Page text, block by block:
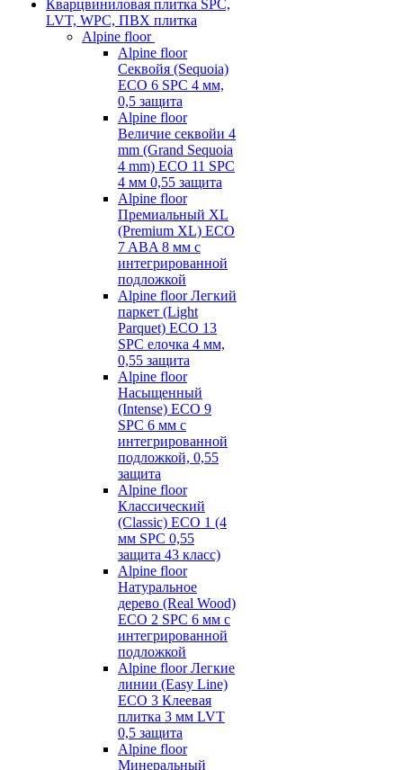
Кварцвиниловая плитка SPC,
LVT, WPC, ПВХ плитка
Alpine floor
Alpine floor
Секвойя (Sequoia)
ECO 6 SPC 4 мм,
0,5 защита
Alpine floor
Величие секвойи 4
mm (Grand Sequoia
4 mm) ECO 11 SPC
4 мм 0,55 защита
Alpine floor
Премиальный XL
(Premium XL) ECO
7 ABA 8 мм с
интегрированной
подложкой
Alpine floor Легкий
паркет (Light
Parquet) ECO 13
SPC елочка 4 мм,
0,55 защита
Alpine floor
Насыщенный
(Intense) ECO 9
SPC 6 мм с
интегрированной
подложкой, 0,55
защита
Alpine floor
Классический
(Classic) ECO 1 (4
мм SPC 0,55
защита 43 класс)
Alpine floor
Натуральное
дерево (Real Wood)
ECO 2 SPC 6 мм с
интегрированной
подложкой
Alpine floor Легкие
линии (Easy Line)
ECO 3 Клеевая
плитка 3 мм LVT
0,5 защита
Alpine floor
Минеральный